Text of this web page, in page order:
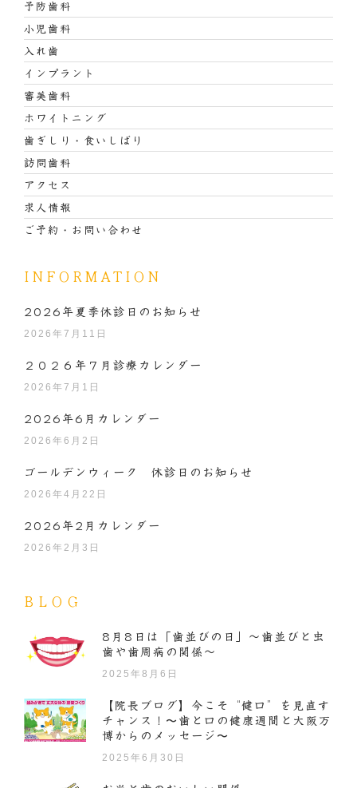
予防歯科
小児歯科
入れ歯
インプラント
審美歯科
ホワイトニング
歯ぎしり・食いしばり
訪問歯科
アクセス
求人情報
ご予約・お問い合わせ
INFORMATION
2026年夏季休診日のお知らせ
2026年7月11日
２０２６年７月診療カレンダー
2026年7月1日
2026年6月カレンダー
2026年6月2日
ゴールデンウィーク 休診日のお知らせ
2026年4月22日
2026年2月カレンダー
2026年2月3日
BLOG
8月8日は「歯並びの日」～歯並びと虫
歯や歯周病の関係～
2025年8月6日
【院長ブログ】今こそ“健口”を見直す
チャンス！〜歯と口の健康週間と大阪万
博からのメッセージ〜
2025年6月30日